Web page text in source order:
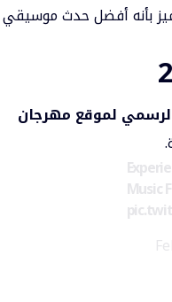
دبي مهرجان أنتولد 2024. يتميز بأنه أفضل حدث موسيقي
لموقع مهرجان
Music